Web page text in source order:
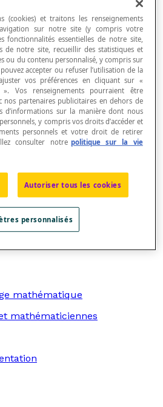
mathématique
mathématiciennes
(cookies) et traitons les renseignements
sur notre site (y compris votre
fonctionnalités essentielles de notre site,
de notre site, recueillir des statistiques et
ou du contenu personnalisé, y compris sur
accepter ou refuser l’utilisation de la
vos préférences en cliquant sur «
». Vos renseignements pourraient être
nos partenaires publicitaires en dehors de
d’informations sur la manière dont nous
y compris vos droits d’accéder et
personnels et votre droit de retirer
consulter notre politique sur la vie
Autoriser tous les cookies
personnalisés